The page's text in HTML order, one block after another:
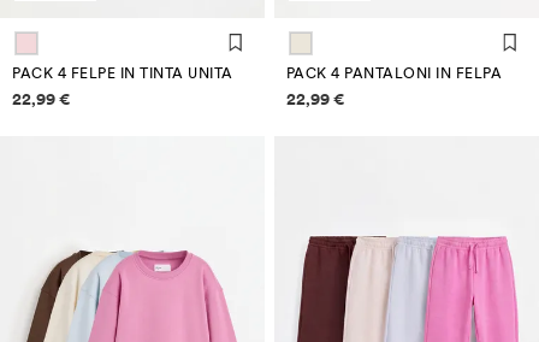
PACK 4 FELPE IN TINTA UNITA
Informazioni sui prezzi
22,99 €
PACK 4 PANTALONI IN FELPA
Informazioni sui prezzi
22,99 €